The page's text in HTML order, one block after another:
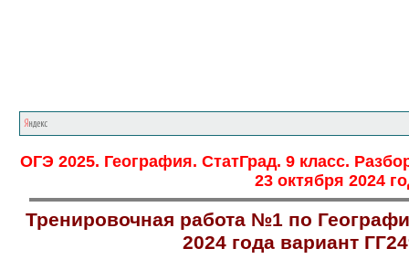
ОГЭ 2025. География. СтатГрад. 9 класс.
23 октября 2024
Тренировочная работа №1 по
2024 года вариант